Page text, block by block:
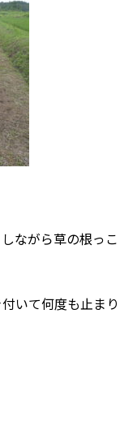
ながら草の根っこ
いて何度も止まり